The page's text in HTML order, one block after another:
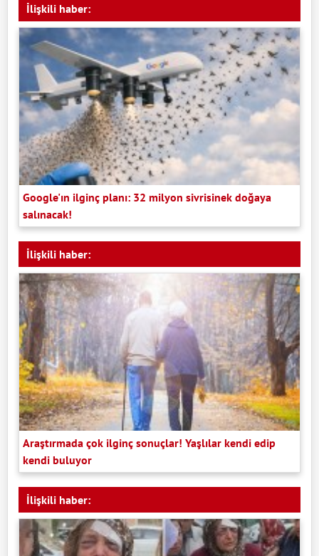
İlişkili haber:
Google'ın ilginç planı: 32 milyon sivrisinek doğaya
salınacak!
İlişkili haber:
Araştırmada çok ilginç sonuçlar! Yaşlılar kendi edip
kendi buluyor
İlişkili haber: